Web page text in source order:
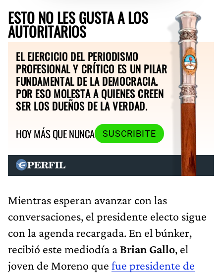
ESTO NO LES GUSTA A LOS
AUTORITARIOS
EL EJERCICIO DEL PERIODISMO
PROFESIONAL Y CRÍTICO ES UN PILAR
FUNDAMENTAL DE LA DEMOCRACIA.
POR ESO MOLESTA A QUIENES CREEN
SER LOS DUEÑOS DE LA VERDAD.
HOY MÁS QUE NUNCA
SUSCRIBITE
Mientras esperan avanzar con las
conversaciones, el presidente electo sigue
con la agenda recargada. En el búnker,
recibió este mediodía a Brian Gallo, el
joven de Moreno que fue presidente de